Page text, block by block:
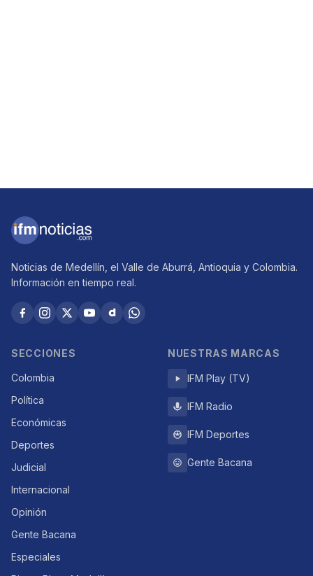
Noticias de Medellín, el Valle de Aburrá, Antioquia y Colombia.
Información en tiempo real.
SECCIONES
Colombia
Política
Económicas
Deportes
Judicial
Internacional
Opinión
Gente Bacana
Especiales
NUESTRAS MARCAS
IFM Play (TV)
IFM Radio
IFM Deportes
Gente Bacana